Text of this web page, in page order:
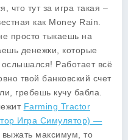
что тут за игра такая –
как Money Rain.
просто тыкаешь на
денежки, которые
Работает всё
твой банковский счет
гребешь кучу бабла.
Farming Tractor
Игра Симулятор) —
выжать максимум, то